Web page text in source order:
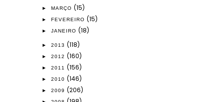
► MARÇO (15)
► FEVEREIRO (15)
► JANEIRO (18)
► 2013 (118)
► 2012 (160)
► 2011 (156)
► 2010 (146)
► 2009 (206)